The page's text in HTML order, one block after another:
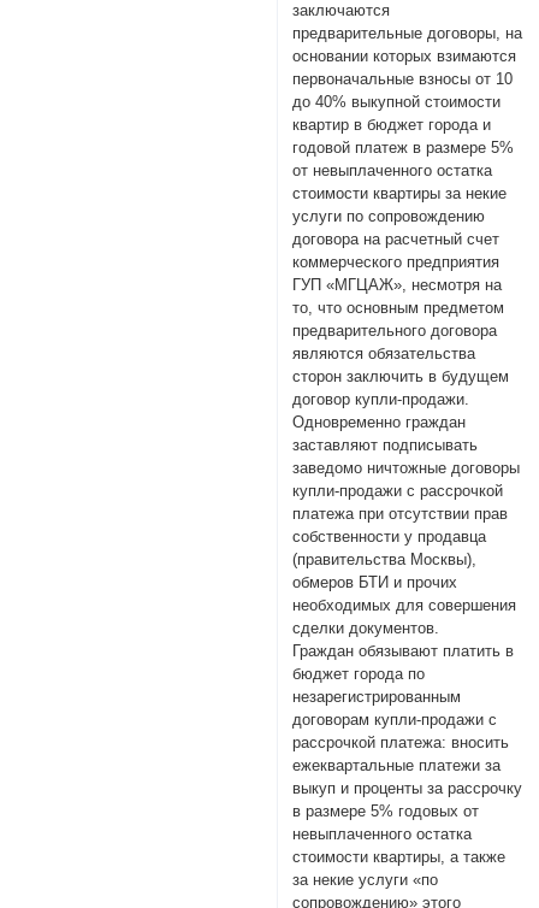
заключаются
предварительные договоры, на
основании которых взимаются
первоначальные взносы от 10
до 40% выкупной стоимости
квартир в бюджет города и
годовой платеж в размере 5%
от невыплаченного остатка
стоимости квартиры за некие
услуги по сопровождению
договора на расчетный счет
коммерческого предприятия
ГУП «МГЦАЖ», несмотря на
то, что основным предметом
предварительного договора
являются обязательства
сторон заключить в будущем
договор купли-продажи.
Одновременно граждан
заставляют подписывать
заведомо ничтожные договоры
купли-продажи с рассрочкой
платежа при отсутствии прав
собственности у продавца
(правительства Москвы),
обмеров БТИ и прочих
необходимых для совершения
сделки документов.
Граждан обязывают платить в
бюджет города по
незарегистрированным
договорам купли-продажи с
рассрочкой платежа: вносить
ежеквартальные платежи за
выкуп и проценты за рассрочку
в размере 5% годовых от
невыплаченного остатка
стоимости квартиры, а также
за некие услуги «по
сопровождению» этого